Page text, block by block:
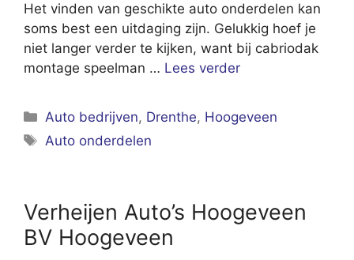
Het vinden van geschikte auto onderdelen kan
soms best een uitdaging zijn. Gelukkig hoef je
niet langer verder te kijken, want bij cabriodak
montage speelman … Lees verder
Categorieën
Auto bedrijven, Drenthe, Hoogeveen
Tags
Auto onderdelen
Verheijen Auto’s Hoogeveen
BV Hoogeveen